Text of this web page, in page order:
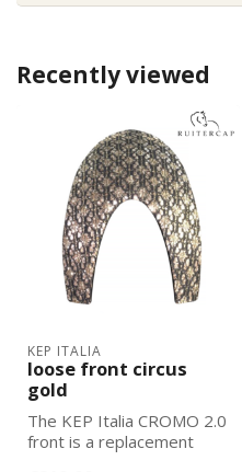
Recently viewed
KEP ITALIA
loose front circus
gold
The KEP Italia CROMO 2.0
front is a replacement